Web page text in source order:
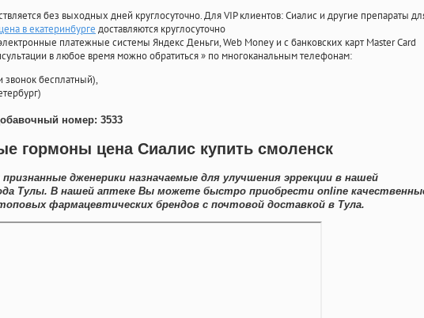
без выходных дней круглосуточно. Для VIP клиентов: Сиалис и другие препараты
в екатеринбурге доставляются круглосуточно
платежные системы Яндекс Деньги, Web Money и с банковских карт Master Card
в любое время можно обратиться» по многоканальным телефонам:
звонок бесплатный),
номер: 3533
гормоны цена Сиалис купить смоленск
дженерики назначаемые для улучшения эррекции в нашей
Тулы. В нашей аптеке Вы можете быстро приобрести online
фармацевтических брендов с почтовой доставкой в Тула.